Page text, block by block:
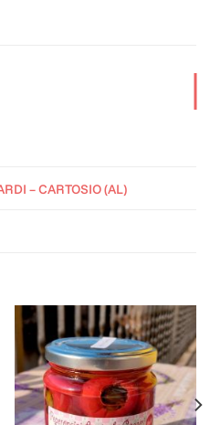
– CARTOSIO (AL)